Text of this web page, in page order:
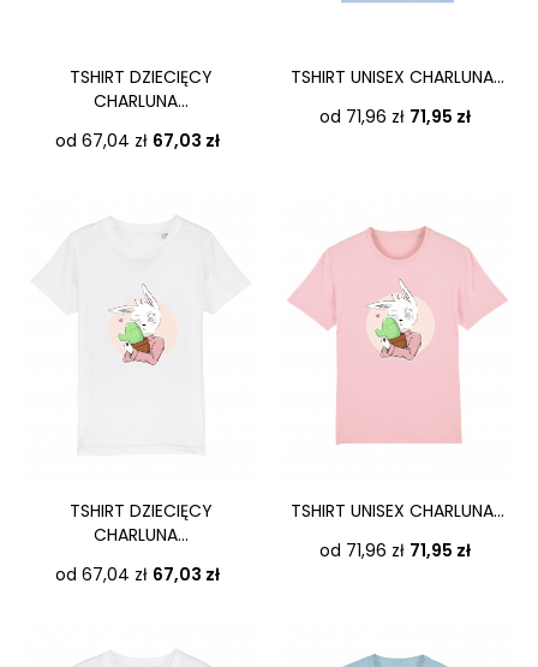
TSHIRT DZIECIĘCY
CHARLUNA...
od 67,04 zł Cena
67,03 zł
TSHIRT UNISEX CHARLUNA...
od 71,96 zł Cena
71,95 zł
TSHIRT DZIECIĘCY
CHARLUNA...
od 67,04 zł Cena
67,03 zł
TSHIRT UNISEX CHARLUNA...
od 71,96 zł Cena
71,95 zł